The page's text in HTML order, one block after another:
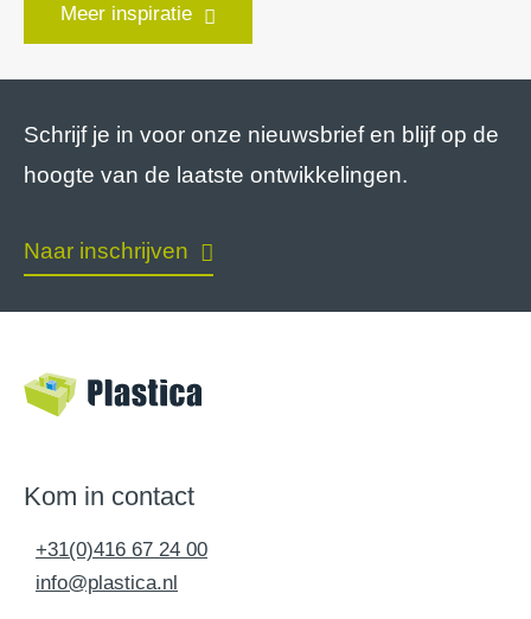
Meer inspiratie
Schrijf je in voor onze nieuwsbrief en blijf op de
hoogte van de laatste ontwikkelingen.
Naar inschrijven
Kom in contact
+31(0)416 67 24 00
info@plastica.nl